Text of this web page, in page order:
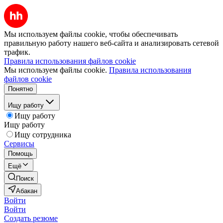
Мы используем файлы cookie, чтобы обеспечивать
правильную работу нашего веб-сайта и анализировать сетевой
трафик.
Правила использования файлов cookie
Мы используем файлы cookie. Правила использования
файлов cookie
Понятно
Ищу работу
Ищу работу
Ищу работу
Ищу сотрудника
Сервисы
Помощь
Ещё
Поиск
Абакан
Войти
Войти
Создать резюме